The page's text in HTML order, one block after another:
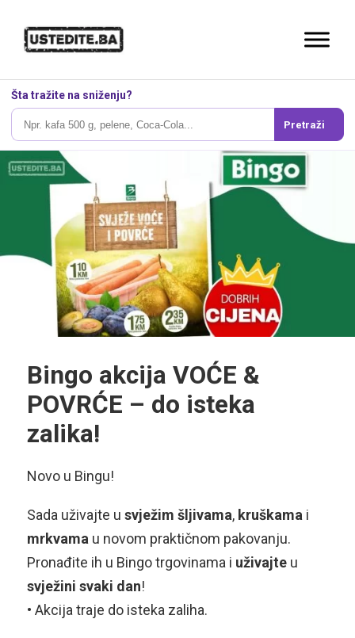
Šta tražite na sniženju?
Pretraži
Bingo akcija VOĆE &
POVRĆE – do isteka
zalika!
Novo u Bingu!
Sada uživajte u svježim šljivama, kruškamai
mrkvamau novom praktičnom pakovanju.
Pronađite ih u Bingo trgovinama i uživajteu
svježini svaki dan!
• Akcija traje do isteka zaliha.